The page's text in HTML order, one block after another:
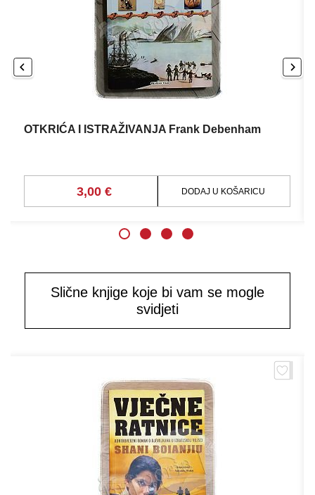
OTKRIĆA I ISTRAŽIVANJA Frank Debenham
3,00 € DODAJ U KOŠARICU
Slične knjige koje bi vam se mogle
svidjeti